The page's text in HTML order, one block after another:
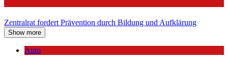
Zentralrat fordert Prävention durch Bildung und Aufklärung
Show more
Auto